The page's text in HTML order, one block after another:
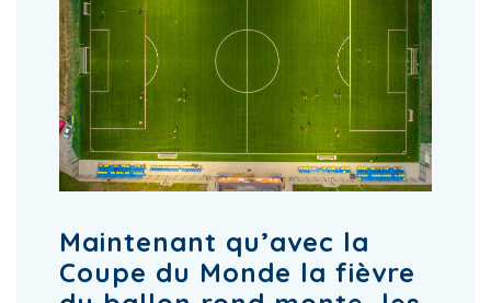
Maintenant qu’avec la
Coupe du Monde la fièvre